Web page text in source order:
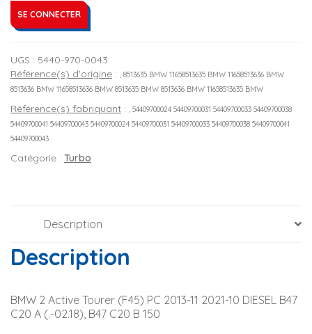
SE CONNECTER
UGS : 5440-970-0043
Référence(s) d'origine : , 8513635 BMW 11658513635 BMW 11658513636 BMW
8513636 BMW 11658513636 BMW 8513635 BMW 8513636 BMW 11658513635 BMW
Référence(s) fabriquant : , 54409700024 54409700031 54409700033 54409700038
54409700041 54409700043 54409700024 54409700031 54409700033 54409700038 54409700041
54409700043
Catégorie : Turbo
Description
Description
BMW 2 Active Tourer (F45) PC 2013-11 2021-10 DIESEL B47
C20 A (.-02.18), B47 C20 B 150